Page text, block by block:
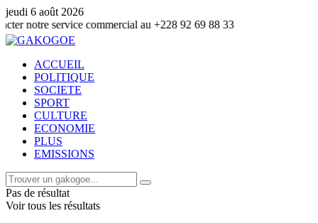
jeudi 6 août 2026
commercial au +228 92 69 88 33
ACCUEIL
POLITIQUE
SOCIETE
SPORT
CULTURE
ECONOMIE
PLUS
EMISSIONS
Pas de résultat
Voir tous les résultats